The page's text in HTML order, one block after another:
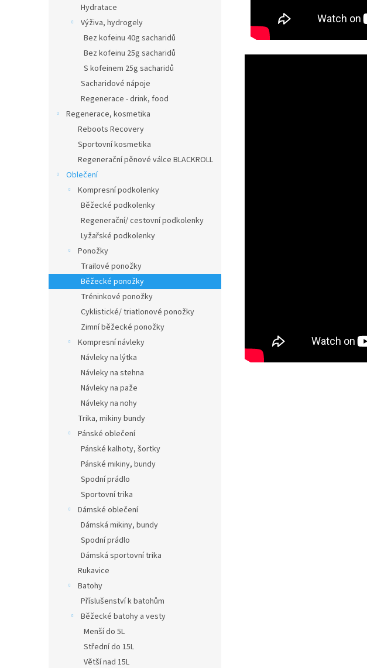
Hydratace
Výživa, hydrogely
Bez kofeinu 40g sacharidů
Bez kofeinu 25g sacharidů
S kofeinem 25g sacharidů
Sacharidové nápoje
Regenerace - drink, food
Regenerace, kosmetika
Reboots Recovery
Sportovní kosmetika
Regenerační pěnové válce BLACKROLL
Oblečení
Kompresní podkolenky
Běžecké podkolenky
Regenerační/ cestovní podkolenky
Lyžařské podkolenky
Ponožky
Trailové ponožky
Běžecké ponožky
Tréninkové ponožky
Cyklistické/ triatlonové ponožky
Zimní běžecké ponožky
Kompresní návleky
Návleky na lýtka
Návleky na stehna
Návleky na paže
Návleky na nohy
Trika, mikiny bundy
Pánské oblečení
Pánské kalhoty, šortky
Pánské mikiny, bundy
Spodní prádlo
Sportovní trika
Dámské oblečení
Dámská mikiny, bundy
Spodní prádlo
Dámská sportovní trika
Rukavice
Batohy
Příslušenství k batohům
Běžecké batohy a vesty
Menší do 5L
Střední do 15L
Větší nad 15L